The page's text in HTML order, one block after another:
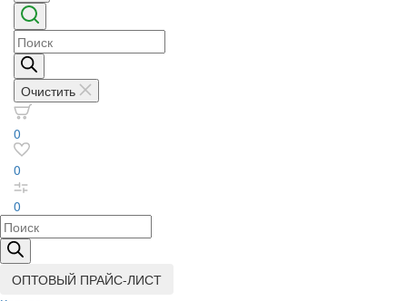
Поиск
товаров
Очистить
0
0
0
Поиск
товаров
ОПТОВЫЙ ПРАЙС-ЛИСТ